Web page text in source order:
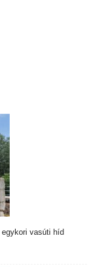
vasúti híd